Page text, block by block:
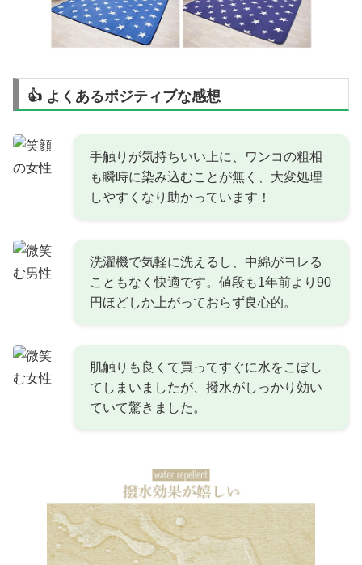
👍 よくあるポジティブな感想
手触りが気持ちいい上に、ワンコの粗相
も瞬時に染み込むことが無く、大変処理
しやすくなり助かっています！
洗濯機で気軽に洗えるし、中綿がヨレる
こともなく快適です。値段も1年前より90
円ほどしか上がっておらず良心的。
肌触りも良くて買ってすぐに水をこぼし
てしまいましたが、撥水がしっかり効い
ていて驚きました。